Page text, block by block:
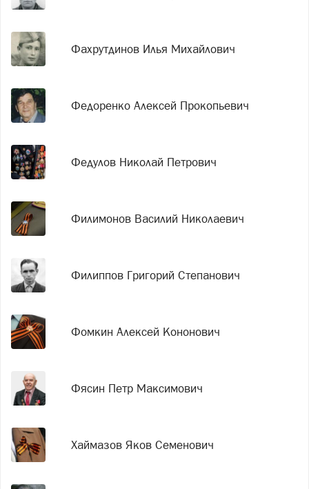
Фахрутдинов Илья Михайлович
Федоренко Алексей Прокопьевич
Федулов Николай Петрович
Филимонов Василий Николаевич
Филиппов Григорий Степанович
Фомкин Алексей Кононович
Фясин Петр Максимович
Хаймазов Яков Семенович